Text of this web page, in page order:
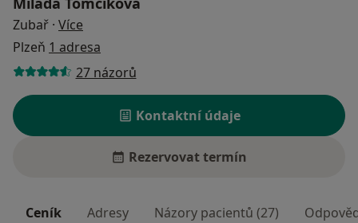
Zubař · Více
Plzeň 1 adresa
27 názorů
Kontaktní údaje
Rezervovat termín
Ceník Adresy Názory pacientů (27)